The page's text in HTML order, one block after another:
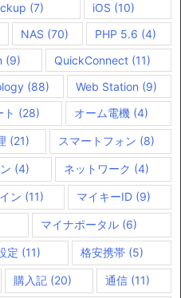
(7) iOS (10)
NAS (70) PHP 5.6 (4)
(9) QuickConnect(11)
(88) Web Station (9)
(28) オーム電機 (4)
(21) スマートフォン (8)
(4) ネットワーク (4)
ン (11) マイキーID (9)
マイナポータル (6)
定 (11) 格安携帯 (5)
購入記(20) 通信(11)